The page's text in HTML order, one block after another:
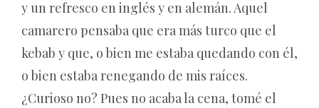
y un refresco en inglés y en alemán. Aquel
camarero pensaba que era más turco que el
kebab y que, o bien me estaba quedando con él,
o bien estaba renegando de mis raíces.
¿Curioso no? Pues no acaba la cena, tomé el